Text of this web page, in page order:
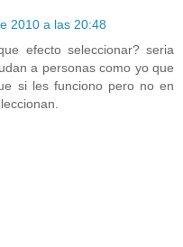
2010 a las 20:48
efecto seleccionar? seria
a personas como yo que
si les funciono pero no en